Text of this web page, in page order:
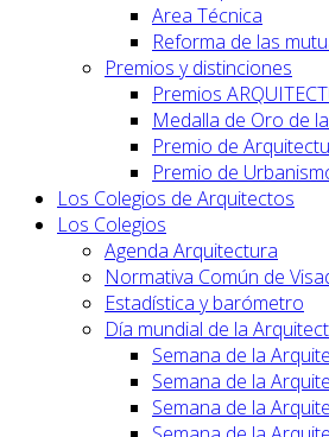
Area Técnica
Reforma de las
Premios y distinciones
Premios
Medalla de Oro de
Premio de
Premio de
Los Colegios de Arquitectos
Los Colegios
Agenda Arquitectura
Normativa Común de
Estadística y barómetro
Día mundial de la
Semana de la
Semana de la
Semana de la